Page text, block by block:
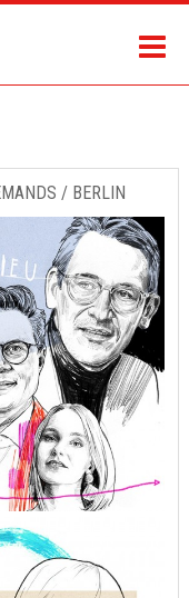
/ BERLIN